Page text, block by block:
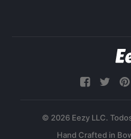
© 2026 Eezy LLC.